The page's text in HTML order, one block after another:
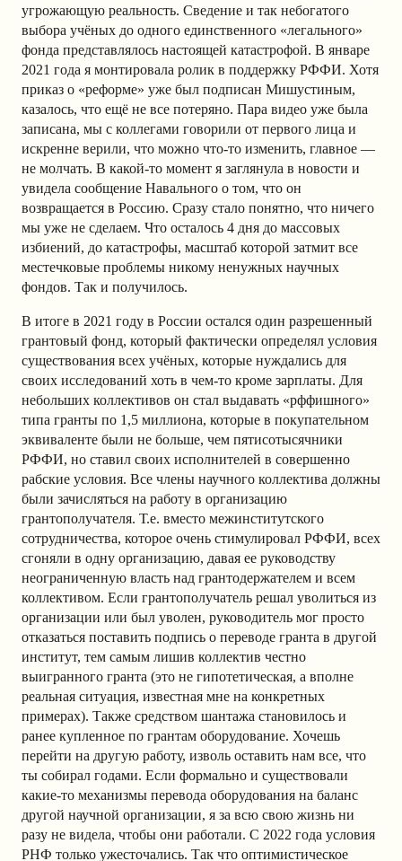
угрожающую реальность. Сведение и так небогатого
выбора учёных до одного единственного «легального»
фонда представлялось настоящей катастрофой. В январе
2021 года я монтировала ролик в поддержку РФФИ. Хотя
приказ о «реформе» уже был подписан Мишустиным,
казалось, что ещё не все потеряно. Пара видео уже была
записана, мы с коллегами говорили от первого лица и
искренне верили, что можно что-то изменить, главное —
не молчать. В какой-то момент я заглянула в новости и
увидела сообщение Навального о том, что он
возвращается в Россию. Сразу стало понятно, что ничего
мы уже не сделаем. Что осталось 4 дня до массовых
избиений, до катастрофы, масштаб которой затмит все
местечковые проблемы никому ненужных научных
фондов. Так и получилось.
В итоге в 2021 году в России остался один разрешенный
грантовый фонд, который фактически определял условия
существования всех учёных, которые нуждались для
своих исследований хоть в чем-то кроме зарплаты. Для
небольших коллективов он стал выдавать «рффишного»
типа гранты по 1,5 миллиона, которые в покупательном
эквиваленте были не больше, чем пятисотысячники
РФФИ, но ставил своих исполнителей в совершенно
рабские условия. Все члены научного коллектива должны
были зачисляться на работу в организацию
грантополучателя. Т.е. вместо межинститутского
сотрудничества, которое очень стимулировал РФФИ, всех
сгоняли в одну организацию, давая ее руководству
неограниченную власть над грантодержателем и всем
коллективом. Если грантополучатель решал уволиться из
организации или был уволен, руководитель мог просто
отказаться поставить подпись о переводе гранта в другой
институт, тем самым лишив коллектив честно
выигранного гранта (это не гипотетическая, а вполне
реальная ситуация, известная мне на конкретных
примерах). Также средством шантажа становилось и
ранее купленное по грантам оборудование. Хочешь
перейти на другую работу, изволь оставить нам все, что
ты собирал годами. Если формально и существовали
какие-то механизмы перевода оборудования на баланс
другой научной организации, я за всю свою жизнь ни
разу не видела, чтобы они работали. С 2022 года условия
РНФ только ужесточались. Так что оптимистическое